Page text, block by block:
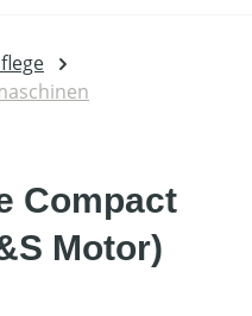
Compact
Motor)